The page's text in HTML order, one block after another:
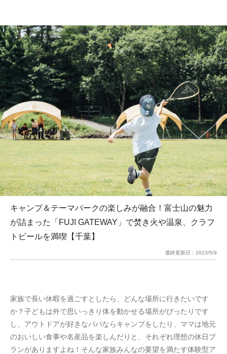
キャンプ＆テーマパークの楽しみが融合！富士山の魅力
が詰まった「FUJI GATEWAY」で焚き火や温泉、クラフ
トビールを満喫【千葉】
最終更新日： 2023/5/9
家族で長い休暇を過ごすとしたら、どんな場所に行きたいです
か？子どもは外で思いっきり体を動かせる場所がぴったりです
し、アウトドアが好きなパパならキャンプをしたり、ママは地元
のおいしい食事や名産品を楽しんだりと、それぞれ理想の休日プ
ランがありますよね！そんな家族みんなの要望を満たす体験型ア